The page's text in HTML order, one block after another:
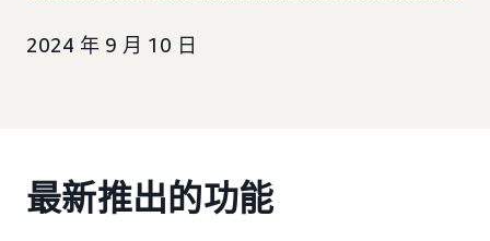
2024 年 9 月 10 日
最新推出的功能